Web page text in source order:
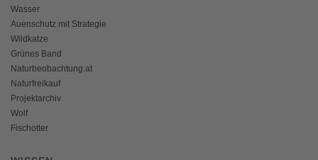
Wasser
Auenschutz mit Strategie
Wildkatze
Grünes Band
Naturbeobachtung.at
Naturfreikauf
Projektarchiv
Wolf
Fischotter